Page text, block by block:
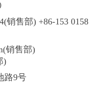
销售部) +86-153 0158
销售部)
)
路9号